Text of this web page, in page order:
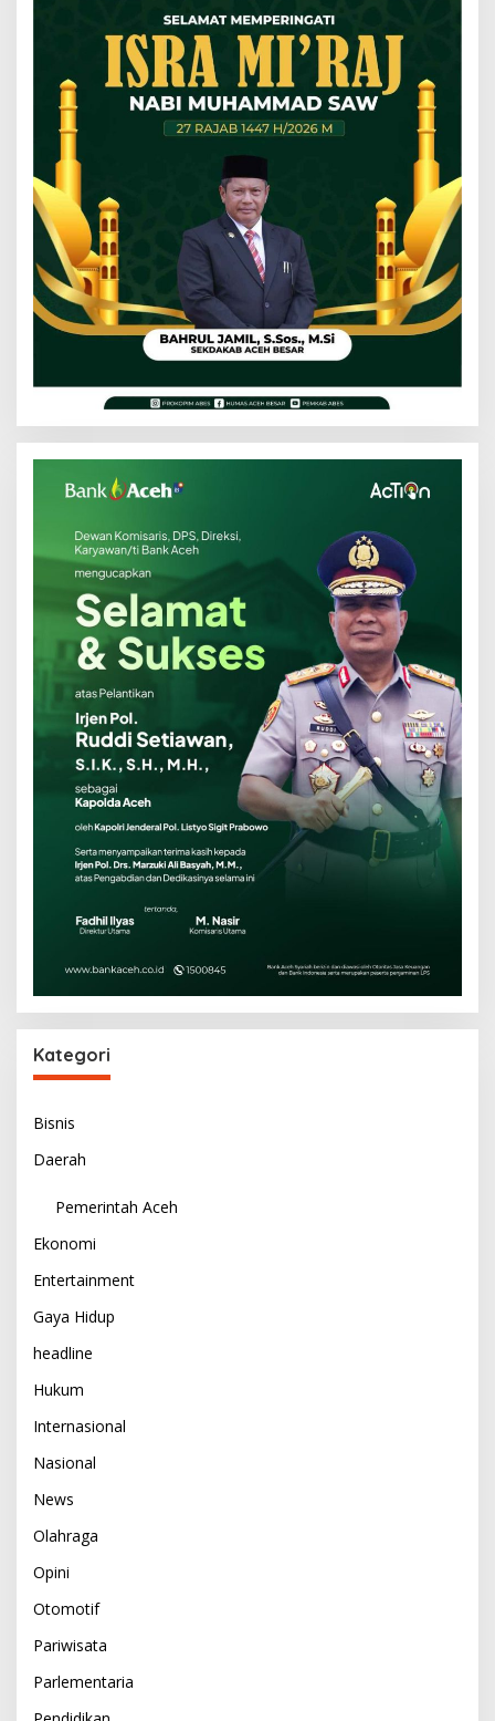
Kategori
Bisnis
Daerah
Pemerintah Aceh
Ekonomi
Entertainment
Gaya Hidup
headline
Hukum
Internasional
Nasional
News
Olahraga
Opini
Otomotif
Pariwisata
Parlementaria